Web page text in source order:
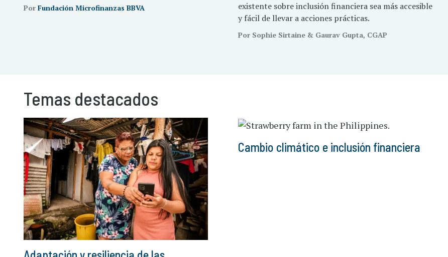
Por Fundación Microfinanzas BBVA
existente sobre inclusión financiera sea más accesible
y fácil de llevar a acciones prácticas.
Por Sophie Sirtaine & Gaurav Gupta, CGAP
Temas destacados
Cambio climático e inclusión financiera